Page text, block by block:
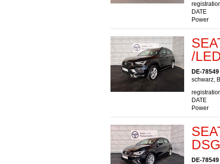
DATE
Power
/
DE-
schwarz,
DATE
Power
DE-